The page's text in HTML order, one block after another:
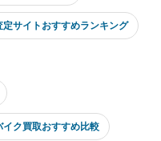
定サイトおすすめランキング
イク買取おすすめ比較